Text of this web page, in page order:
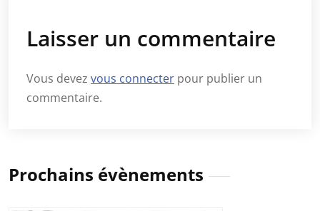
Laisser un commentaire
Vous devez vous connecter pour publier un
commentaire.
Prochains évènements